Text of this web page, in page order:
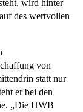
wird hinter
des wertvollen
von
statt nur
er bei den
„Die HWB